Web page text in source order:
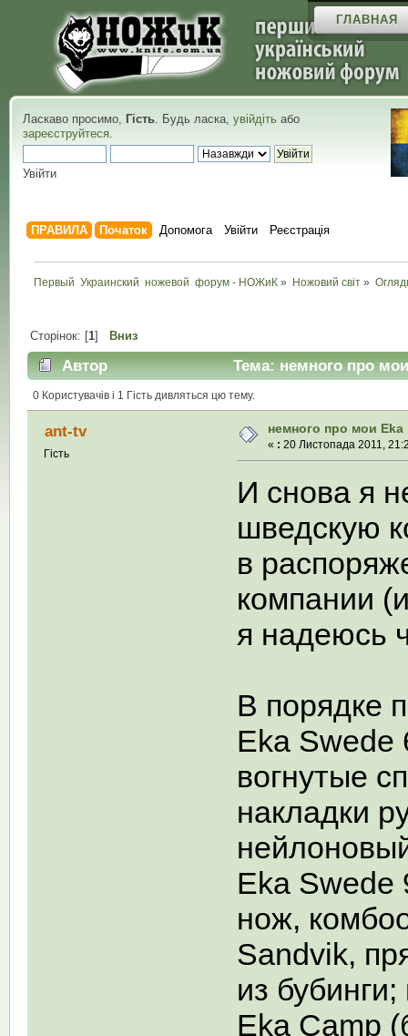
ГЛАВНАЯ
Ласкаво просимо, Гість. Будь ласка, увійдіть або
зареєструйтеся.
Увійти
ПРАВИЛА Початок Допомога Увійти Реєстрація
Первый  Украинский  ножевой  форум - НОЖиК » Ножовий світ »
Сторінок: [1] Вниз
Автор Тема: немного про
0 Користувачів і 1 Гість дивляться цю тему.
ant-tv
Гість
немного про мои Eka
« : 20 Листопада 2011,
И снова я
шведскую
в
компании
я надеюсь
В порядке
Eka Swede
вогнутые
накладки
Eka Swede
нож,
Sandvik,
из
Eka Camp